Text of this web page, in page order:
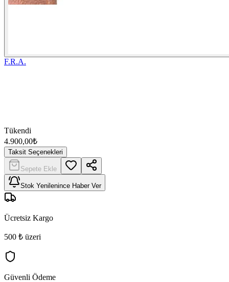
F.R.A.
Tükendi
4.900,00₺
Taksit Seçenekleri
Sepete Ekle
Stok Yenilenince Haber Ver
Ücretsiz Kargo
500 ₺ üzeri
Güvenli Ödeme